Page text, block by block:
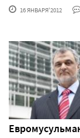
16 ЯНВАРЯ'2012